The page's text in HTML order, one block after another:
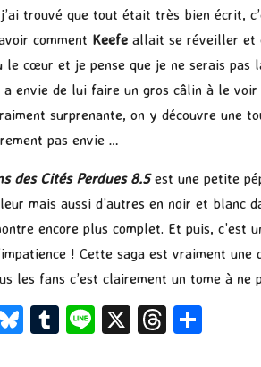
trouvé que tout était très bien écrit,
comment Keefe allait se réveiller et
cœur et je pense que je ne serais pas
a envie de lui faire un gros câlin à le voir
surprenante, on y découvre une
pas envie …
des Cités Perdues 8.5est une petite
mais aussi d’autres en noir et blanc
encore plus complet. Et puis,
! Cette saga est vraiment
les fans c’est clairement un tome à ne
Bl T
Li X
T